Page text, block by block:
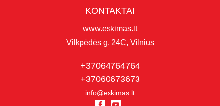
KONTAKTAI
www.eskimas.lt
Vilkpėdės g. 24C, Vilnius
+37064764764
+37060673673
info@eskimas.lt